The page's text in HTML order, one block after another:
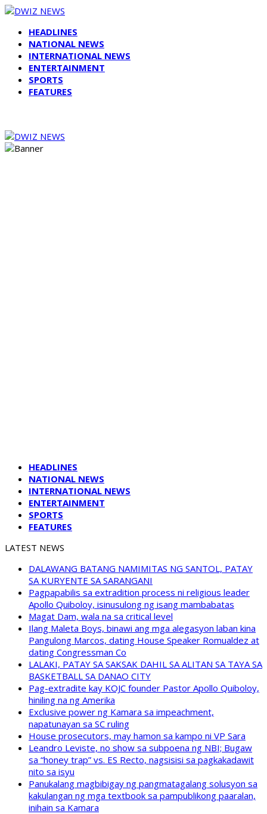
HEADLINES
NATIONAL NEWS
INTERNATIONAL NEWS
ENTERTAINMENT
SPORTS
FEATURES
HEADLINES
NATIONAL NEWS
INTERNATIONAL NEWS
ENTERTAINMENT
SPORTS
FEATURES
LATEST NEWS
DALAWANG BATANG NAMIMITAS NG SANTOL, PATAY
SA KURYENTE SA SARANGANI
Pagpapabilis sa extradition process ni religious leader
Apollo Quiboloy, isinusulong ng isang mambabatas
Magat Dam, wala na sa critical level
Ilang Maleta Boys, binawi ang mga alegasyon laban kina
Pangulong Marcos, dating House Speaker Romualdez at
dating Congressman Co
LALAKI, PATAY SA SAKSAK DAHIL SA ALITAN SA TAYA SA
BASKETBALL SA DANAO CITY
Pag-extradite kay KOJC founder Pastor Apollo Quiboloy,
hiniling na ng Amerika
Exclusive power ng Kamara sa impeachment,
napatunayan sa SC ruling
House prosecutors, may hamon sa kampo ni VP Sara
Leandro Leviste, no show sa subpoena ng NBI; Bugaw
sa “honey trap” vs. ES Recto, nagsisisi sa pagkakadawit
nito sa isyu
Panukalang magbibigay ng pangmatagalang solusyon sa
kakulangan ng mga textbook sa pampublikong paaralan,
inihain sa Kamara